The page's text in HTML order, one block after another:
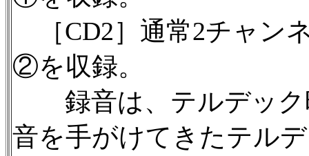
［CD2］通常2チャン
②を収録。
録音は、テルデック
音を手がけてきたテル